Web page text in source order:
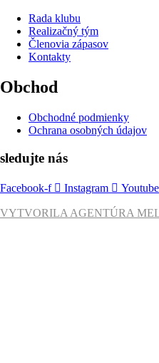
Rada klubu
Realizačný tým
Členovia zápasov
Kontakty
Obchod
Obchodné podmienky
Ochrana osobných údajov
sledujte nás
Facebook-f Instagram Youtube
VYTVORILA AGENTÚRA